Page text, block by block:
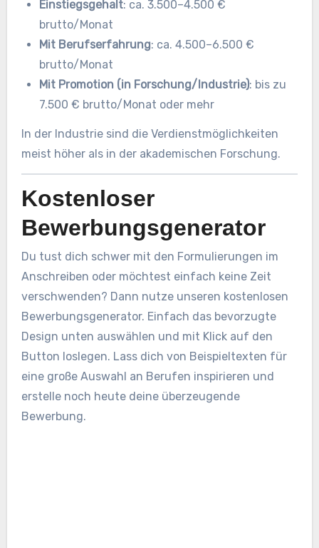
Einstiegsgehalt: ca. 3.500–4.500 €
brutto/Monat
Mit Berufserfahrung: ca. 4.500–6.500 €
brutto/Monat
Mit Promotion (in Forschung/Industrie): bis zu
7.500 € brutto/Monat oder mehr
In der Industrie sind die Verdienstmöglichkeiten
meist höher als in der akademischen Forschung.
Kostenloser
Bewerbungsgenerator
Du tust dich schwer mit den Formulierungen im
Anschreiben oder möchtest einfach keine Zeit
verschwenden? Dann nutze unseren kostenlosen
Bewerbungsgenerator. Einfach das bevorzugte
Design unten auswählen und mit Klick auf den
Button loslegen. Lass dich von Beispieltexten für
eine große Auswahl an Berufen inspirieren und
erstelle noch heute deine überzeugende
Bewerbung.